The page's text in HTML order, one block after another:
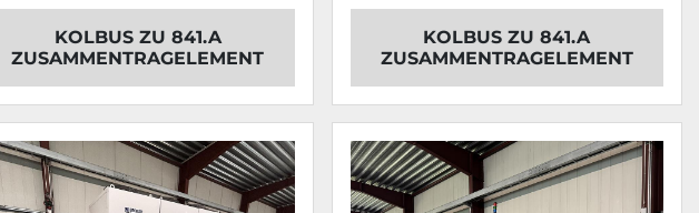
KOLBUS ZU 841.A
ZUSAMMENTRAGELEMENT
KOLBUS ZU 841.A
ZUSAMMENTRAGELEMENT